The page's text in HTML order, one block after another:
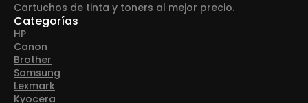
Cartuchos de tinta y toners al mejor precio.
Categorías
HP
Canon
Brother
Samsung
Lexmark
Kyocera